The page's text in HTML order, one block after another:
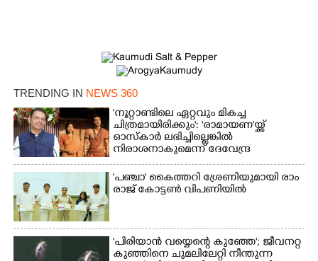
TRENDING IN NEWS 360
'നൂറ്റാണ്ടിലെ ഏറ്റവും മികച്ച
ചിത്രമായിരിക്കും': 'രാമായണ'യ്ക്ക്
ഓസ്കാ‌ർ ലഭിച്ചില്ലെങ്കിൽ
നിരാശനാകുമെന്ന് ദേവേന്ദ്ര
ഫഡ്നാവിസ്
'​പ​ഞ്ചാ​'​ ​കൈ​ത്ത​റി​ ​ശ്രേ​ണി​യു​മാ​യി​ ​രാം​
രാ​ജ് ​കോ​ട്ടൺ വിപണിയിൽ
'പിരിയാൻ വയ്യെന്റെ കുഞ്ഞേ'; ജീവനറ്റ
കുഞ്ഞിനെ ചുമലിലേറ്റി നീന്തുന്ന